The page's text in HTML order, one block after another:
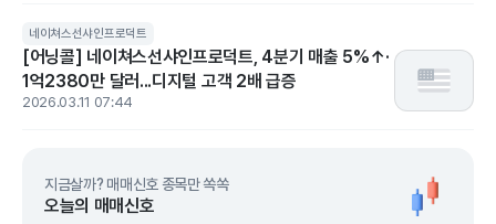
네이쳐스선샤인프로덕트
[어닝콜] 네이쳐스선샤인프로덕트, 4분기 매출 5%↑·
1억2380만 달러...디지털 고객 2배 급증
2026.03.11 07:44
지금살까? 매매신호 종목만 쏙쏙
오늘의 매매신호